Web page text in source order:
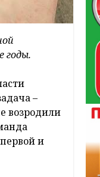
годы.
–
возродили
и